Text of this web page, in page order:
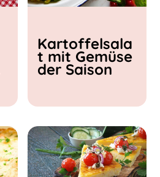
Kartoffelsala
t mit Gemüse
der Saison